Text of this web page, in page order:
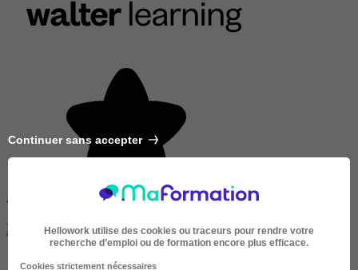
Avis du centre
Formation officielle Certibiocide Désinfectants
Continuer sans accepter
Hellowork utilise des cookies ou traceurs pour rendre votre
recherche d’emploi ou de formation encore plus efficace.
Cookies strictement nécessaires